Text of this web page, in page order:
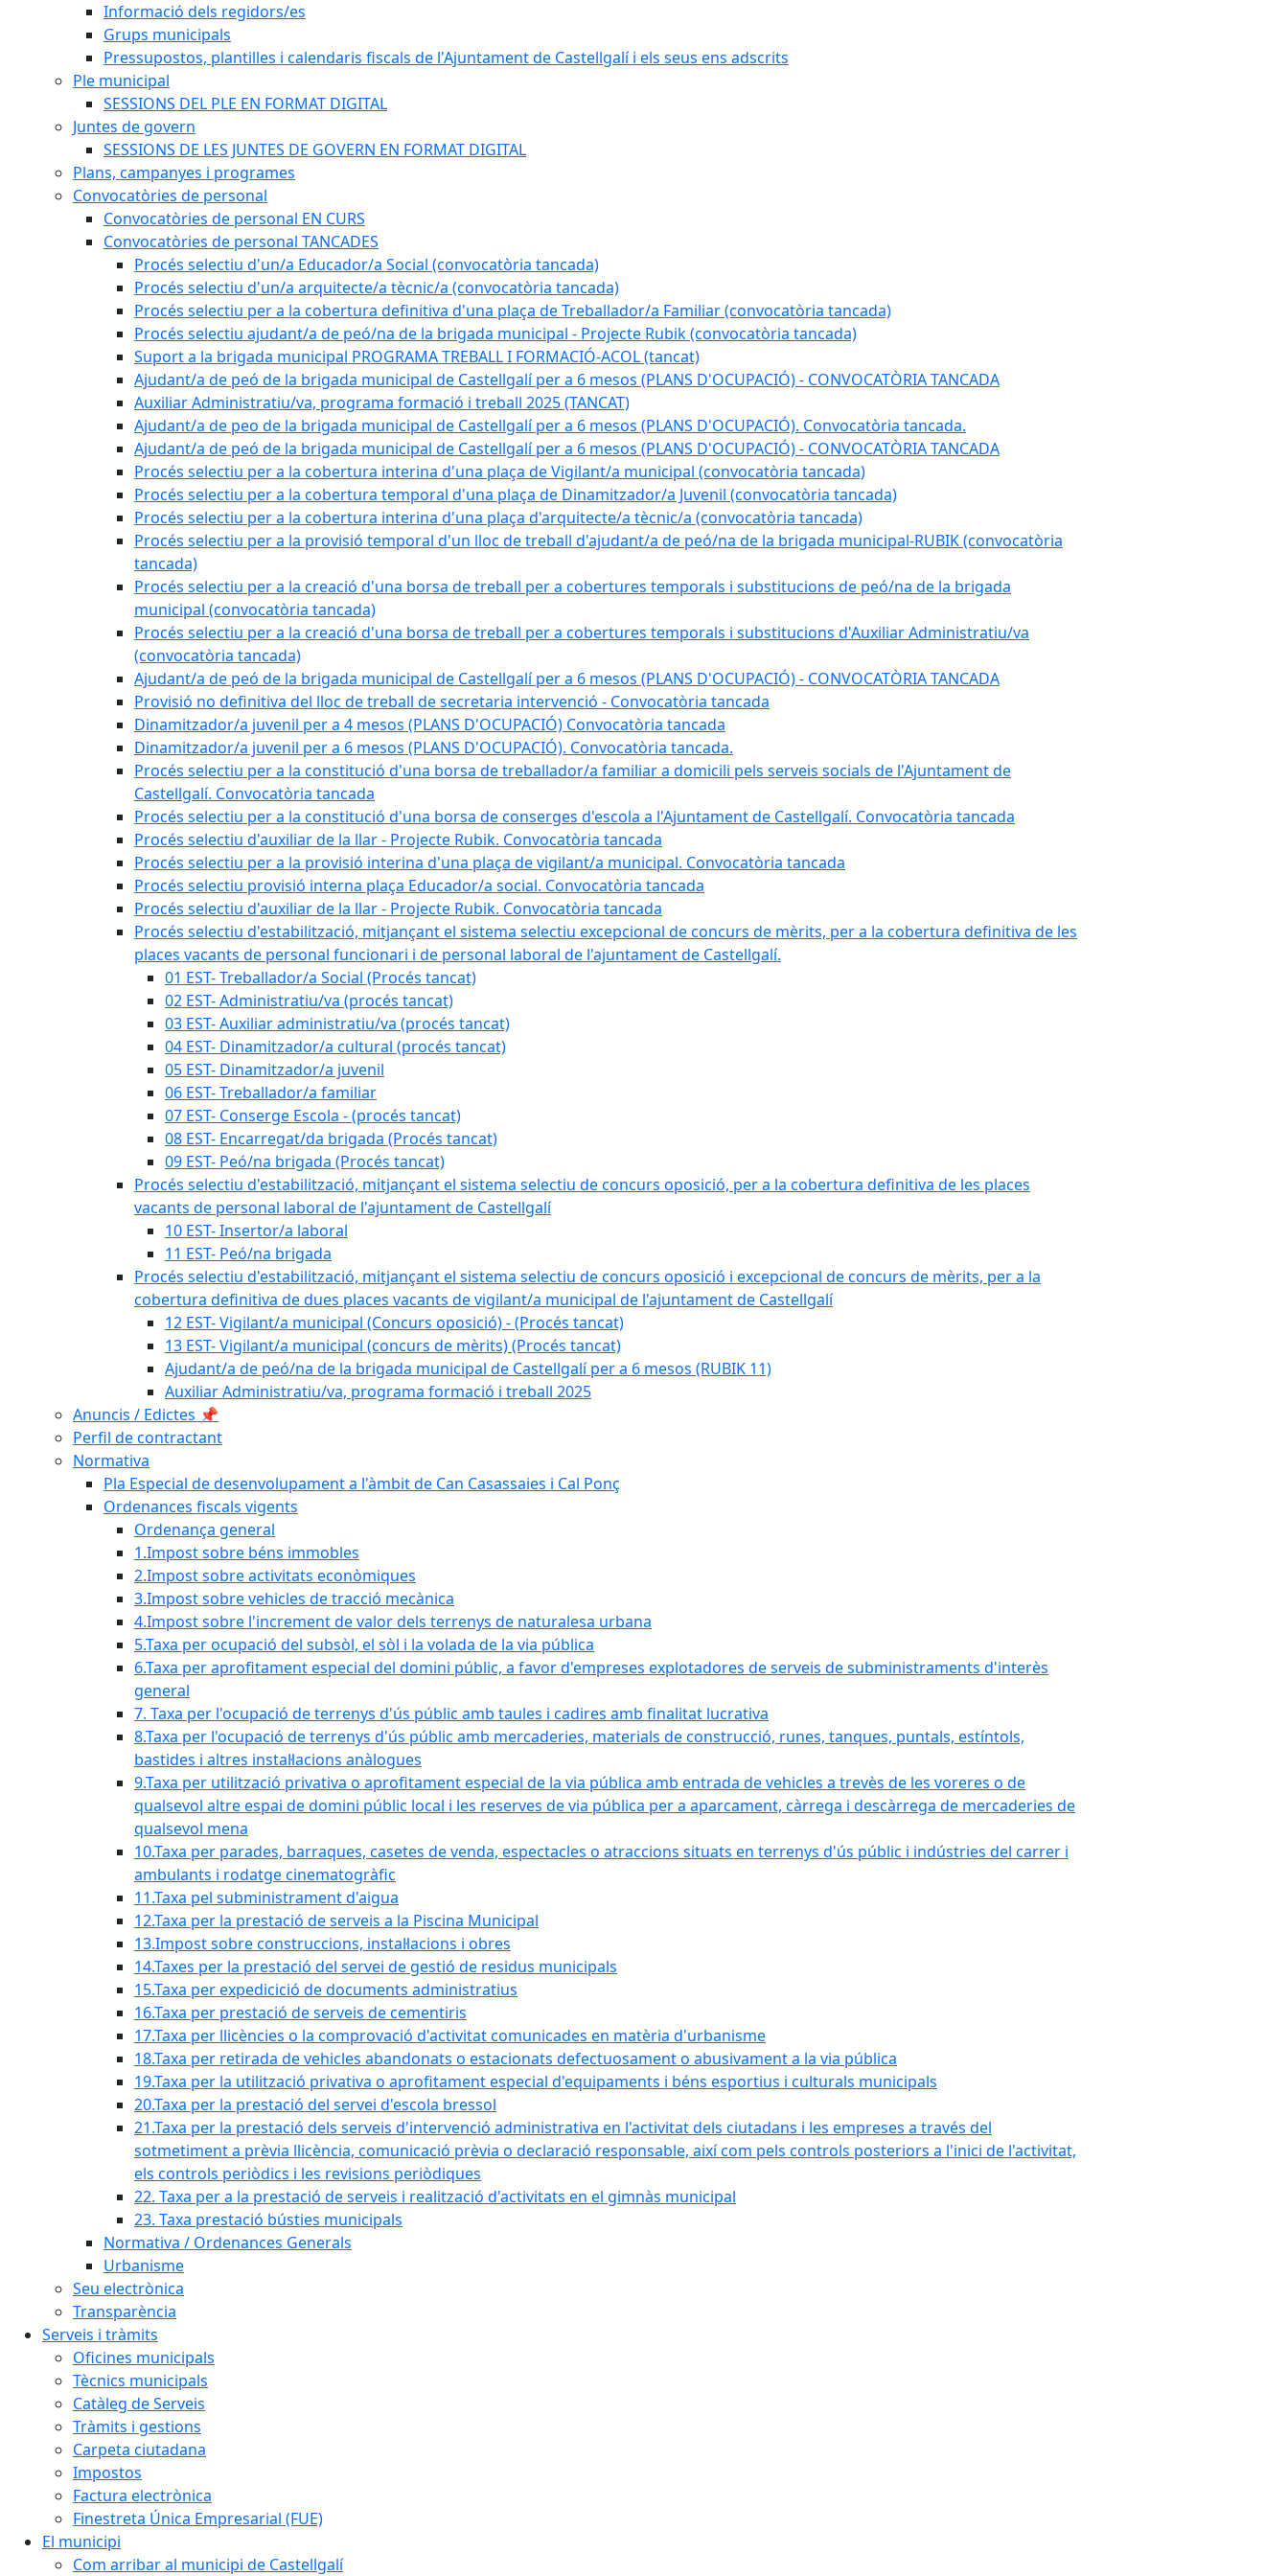
Informació dels regidors/es
Grups municipals
Pressupostos, plantilles i calendaris fiscals de l'Ajuntament de Castellgalí i els seus ens adscrits
Ple municipal
SESSIONS DEL PLE EN FORMAT DIGITAL
Juntes de govern
SESSIONS DE LES JUNTES DE GOVERN EN FORMAT DIGITAL
Plans, campanyes i programes
Convocatòries de personal
Convocatòries de personal EN CURS
Convocatòries de personal TANCADES
Procés selectiu d'un/a Educador/a Social (convocatòria tancada)
Procés selectiu d'un/a arquitecte/a tècnic/a (convocatòria tancada)
Procés selectiu per a la cobertura definitiva d'una plaça de Treballador/a Familiar (convocatòria tancada)
Procés selectiu ajudant/a de peó/na de la brigada municipal - Projecte Rubik (convocatòria tancada)
Suport a la brigada municipal PROGRAMA TREBALL I FORMACIÓ-ACOL (tancat)
Ajudant/a de peó de la brigada municipal de Castellgalí per a 6 mesos (PLANS D'OCUPACIÓ) - CONVOCATÒRIA TANCADA
Auxiliar Administratiu/va, programa formació i treball 2025 (TANCAT)
Ajudant/a de peo de la brigada municipal de Castellgalí per a 6 mesos (PLANS D'OCUPACIÓ). Convocatòria tancada.
Ajudant/a de peó de la brigada municipal de Castellgalí per a 6 mesos (PLANS D'OCUPACIÓ) - CONVOCATÒRIA TANCADA
Procés selectiu per a la cobertura interina d'una plaça de Vigilant/a municipal (convocatòria tancada)
Procés selectiu per a la cobertura temporal d'una plaça de Dinamitzador/a Juvenil (convocatòria tancada)
Procés selectiu per a la cobertura interina d'una plaça d'arquitecte/a tècnic/a (convocatòria tancada)
Procés selectiu per a la provisió temporal d'un lloc de treball d'ajudant/a de peó/na de la brigada municipal-RUBIK (convocatòria
tancada)
Procés selectiu per a la creació d'una borsa de treball per a cobertures temporals i substitucions de peó/na de la brigada
municipal (convocatòria tancada)
Procés selectiu per a la creació d'una borsa de treball per a cobertures temporals i substitucions d'Auxiliar Administratiu/va
(convocatòria tancada)
Ajudant/a de peó de la brigada municipal de Castellgalí per a 6 mesos (PLANS D'OCUPACIÓ) - CONVOCATÒRIA TANCADA
Provisió no definitiva del lloc de treball de secretaria intervenció - Convocatòria tancada
Dinamitzador/a juvenil per a 4 mesos (PLANS D'OCUPACIÓ) Convocatòria tancada
Dinamitzador/a juvenil per a 6 mesos (PLANS D'OCUPACIÓ). Convocatòria tancada.
Procés selectiu per a la constitució d'una borsa de treballador/a familiar a domicili pels serveis socials de l'Ajuntament de
Castellgalí. Convocatòria tancada
Procés selectiu per a la constitució d'una borsa de conserges d'escola a l'Ajuntament de Castellgalí. Convocatòria tancada
Procés selectiu d'auxiliar de la llar - Projecte Rubik. Convocatòria tancada
Procés selectiu per a la provisió interina d'una plaça de vigilant/a municipal. Convocatòria tancada
Procés selectiu provisió interna plaça Educador/a social. Convocatòria tancada
Procés selectiu d'auxiliar de la llar - Projecte Rubik. Convocatòria tancada
Procés selectiu d'estabilització, mitjançant el sistema selectiu excepcional de concurs de mèrits, per a la cobertura definitiva de les
places vacants de personal funcionari i de personal laboral de l'ajuntament de Castellgalí.
01 EST- Treballador/a Social (Procés tancat)
02 EST- Administratiu/va (procés tancat)
03 EST- Auxiliar administratiu/va (procés tancat)
04 EST- Dinamitzador/a cultural (procés tancat)
05 EST- Dinamitzador/a juvenil
06 EST- Treballador/a familiar
07 EST- Conserge Escola - (procés tancat)
08 EST- Encarregat/da brigada (Procés tancat)
09 EST- Peó/na brigada (Procés tancat)
Procés selectiu d'estabilització, mitjançant el sistema selectiu de concurs oposició, per a la cobertura definitiva de les places
vacants de personal laboral de l'ajuntament de Castellgalí
10 EST- Insertor/a laboral
11 EST- Peó/na brigada
Procés selectiu d'estabilització, mitjançant el sistema selectiu de concurs oposició i excepcional de concurs de mèrits, per a la
cobertura definitiva de dues places vacants de vigilant/a municipal de l'ajuntament de Castellgalí
12 EST- Vigilant/a municipal (Concurs oposició) - (Procés tancat)
13 EST- Vigilant/a municipal (concurs de mèrits) (Procés tancat)
Ajudant/a de peó/na de la brigada municipal de Castellgalí per a 6 mesos (RUBIK 11)
Auxiliar Administratiu/va, programa formació i treball 2025
Anuncis / Edictes 📌
Perfil de contractant
Normativa
Pla Especial de desenvolupament a l'àmbit de Can Casassaies i Cal Ponç
Ordenances fiscals vigents
Ordenança general
1.Impost sobre béns immobles
2.Impost sobre activitats econòmiques
3.Impost sobre vehicles de tracció mecànica
4.Impost sobre l'increment de valor dels terrenys de naturalesa urbana
5.Taxa per ocupació del subsòl, el sòl i la volada de la via pública
6.Taxa per aprofitament especial del domini públic, a favor d'empreses explotadores de serveis de subministraments d'interès
general
7. Taxa per l'ocupació de terrenys d'ús públic amb taules i cadires amb finalitat lucrativa
8.Taxa per l'ocupació de terrenys d'ús públic amb mercaderies, materials de construcció, runes, tanques, puntals, estíntols,
bastides i altres instal·lacions anàlogues
9.Taxa per utilització privativa o aprofitament especial de la via pública amb entrada de vehicles a trevès de les voreres o de
qualsevol altre espai de domini públic local i les reserves de via pública per a aparcament, càrrega i descàrrega de mercaderies de
qualsevol mena
10.Taxa per parades, barraques, casetes de venda, espectacles o atraccions situats en terrenys d'ús públic i indústries del carrer i
ambulants i rodatge cinematogràfic
11.Taxa pel subministrament d'aigua
12.Taxa per la prestació de serveis a la Piscina Municipal
13.Impost sobre construccions, instal·lacions i obres
14.Taxes per la prestació del servei de gestió de residus municipals
15.Taxa per expedicició de documents administratius
16.Taxa per prestació de serveis de cementiris
17.Taxa per llicències o la comprovació d'activitat comunicades en matèria d'urbanisme
18.Taxa per retirada de vehicles abandonats o estacionats defectuosament o abusivament a la via pública
19.Taxa per la utilització privativa o aprofitament especial d'equipaments i béns esportius i culturals municipals
20.Taxa per la prestació del servei d'escola bressol
21.Taxa per la prestació dels serveis d'intervenció administrativa en l'activitat dels ciutadans i les empreses a través del
sotmetiment a prèvia llicència, comunicació prèvia o declaració responsable, així com pels controls posteriors a l'inici de l'activitat,
els controls periòdics i les revisions periòdiques
22. Taxa per a la prestació de serveis i realització d'activitats en el gimnàs municipal
23. Taxa prestació bústies municipals
Normativa / Ordenances Generals
Urbanisme
Seu electrònica
Transparència
Serveis i tràmits
Oficines municipals
Tècnics municipals
Catàleg de Serveis
Tràmits i gestions
Carpeta ciutadana
Impostos
Factura electrònica
Finestreta Única Empresarial (FUE)
El municipi
Com arribar al municipi de Castellgalí